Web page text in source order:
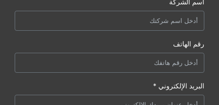
رقم الهاتف
البريد الإلكتروني *